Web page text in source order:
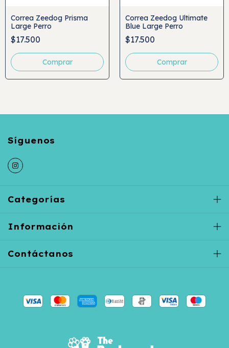
Correa Zeedog Prisma
Large Perro
$17.500
Correa Zeedog Ultimate
Blue Large Perro
$17.500
Categorías
Información
Contáctanos